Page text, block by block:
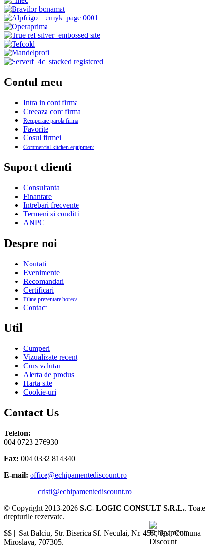
Contul meu
Intra in cont firma
Creeaza cont firma
Recuperare parola firma
Favorite
Cosul firmei
Commercial kitchen equipment
Suport clienti
Consultanta
Finantare
Intrebari frecvente
Termeni si conditii
ANPC
Despre noi
Noutati
Evenimente
Recomandari
Certificari
Filme prezentare horeca
Contact
Util
Cumperi
Vizualizate recent
Curs valutar
Alerta de produs
Harta site
Cookie-uri
Contact Us
Telefon:
004 0723 276930
Fax: 004 0332 814340
E-mail: office@echipamentediscount.ro
cristi@echipamentediscount.ro
© Copyright 2013-2026 S.C. LOGIC CONSULT S.R.L.. Toate
drepturile rezervate.
$$ | Sat Balciu, Str. Biserica Sf. Neculai, Nr. 45R,Iasi,Comuna
Miroslava, 707305.